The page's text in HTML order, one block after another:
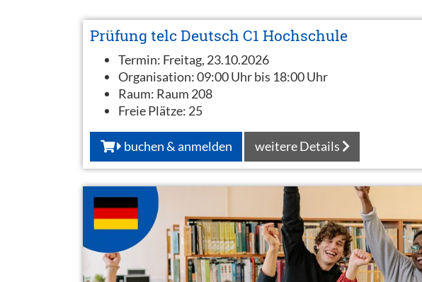
Prüfung telc Deutsch C1 Hochschule
Termin: Freitag, 23.10.2026
Organisation:09:00 Uhr bis 18:00 Uhr
Raum: Raum 208
Freie Plätze: 25
buchen & anmelden weitere Details